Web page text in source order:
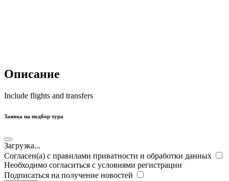
Описание
Include flights and transfers
Заявка на подбор тура
Загрузка...
Согласен(а) с правилами приватности и обработки данных
Необходимо согласиться с условиями регистрации
Подписаться на получение новостей